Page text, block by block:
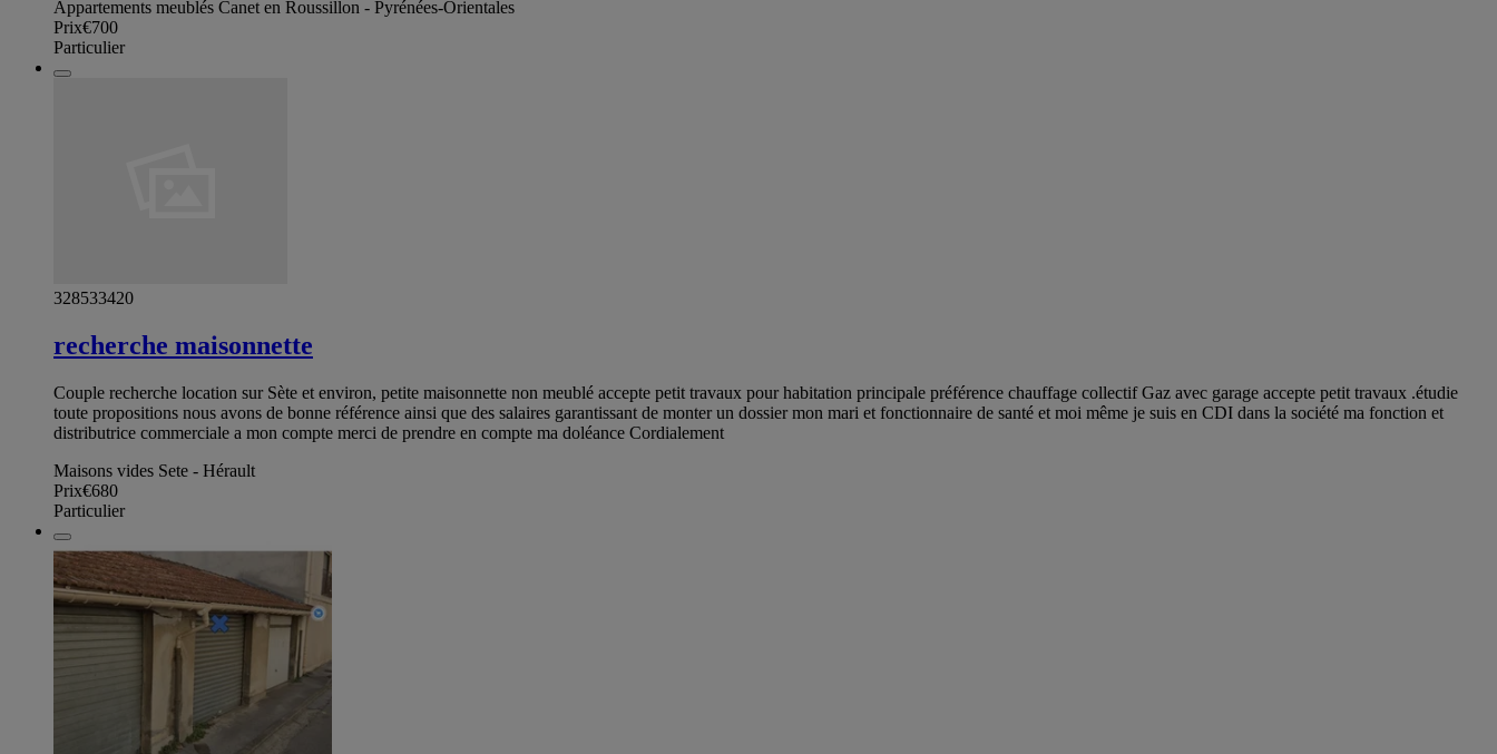
Appartements meublés Canet en Roussillon - Pyrénées-Orientales
Prix€700
Particulier
328533420
recherche maisonnette
Couple recherche location sur Sète et environ, petite maisonnette non meublé accepte petit travaux pour habitation principale préférence chauffage collectif Gaz avec garage accepte petit travaux .étudie
toute propositions nous avons de bonne référence ainsi que des salaires garantissant de monter un dossier mon mari et fonctionnaire de santé et moi même je suis en CDI dans la société ma fonction et
distributrice commerciale a mon compte merci de prendre en compte ma doléance Cordialement
Maisons vides Sete - Hérault
Prix€680
Particulier